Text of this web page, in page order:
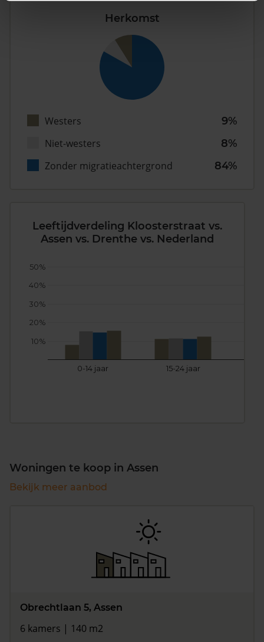
Herkomst
Westers
9%
Niet-westers
8%
Zonder migratieachtergrond
84%
Leeftijdverdeling Kloosterstraat vs.
Assen vs. Drenthe vs. Nederland
0-14 jaar 15-24 jaar
10%
20%
30%
40%
50%
Woningen te koop in Assen
Bekijk meer aanbod
Obrechtlaan 5, Assen
6 kamers | 140 m2